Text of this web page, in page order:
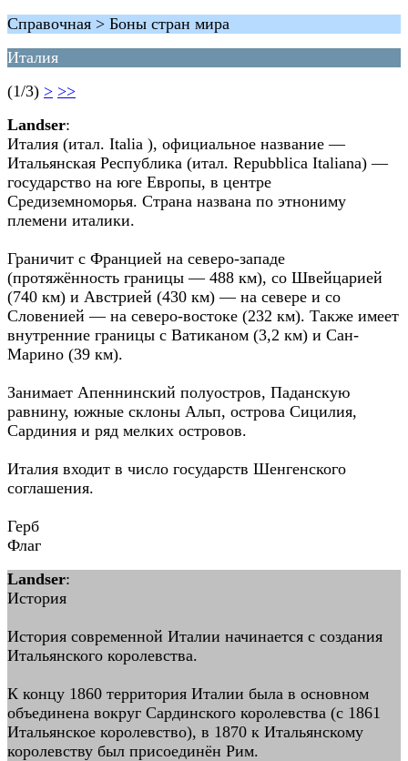
Справочная > Боны стран мира
Италия
(1/3) > >>
Landser:
Италия (итал. Italia ), официальное название —
Итальянская Республика (итал. Repubblica Italiana) —
государство на юге Европы, в центре
Средиземноморья. Страна названа по этнониму
племени италики.
Граничит с Францией на северо-западе
(протяжённость границы — 488 км), со Швейцарией
(740 км) и Австрией (430 км) — на севере и со
Словенией — на северо-востоке (232 км). Также имеет
внутренние границы с Ватиканом (3,2 км) и Сан-
Марино (39 км).
Занимает Апеннинский полуостров, Паданскую
равнину, южные склоны Альп, острова Сицилия,
Сардиния и ряд мелких островов.
Италия входит в число государств Шенгенского
соглашения.
Герб
Флаг
Landser:
История
История современной Италии начинается с создания
Итальянского королевства.
К концу 1860 территория Италии была в основном
объединена вокруг Сардинского королевства (с 1861
Итальянское королевство), в 1870 к Итальянскому
королевству был присоединён Рим.